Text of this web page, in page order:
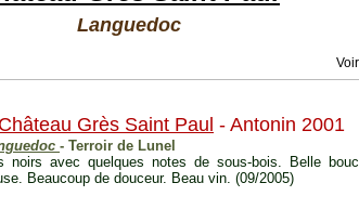
Languedoc
Château Grès Saint Paul - Antonin 2001
- Terroir de Lunel
noirs avec quelques notes de sous-bois. Belle
Beaucoup de douceur. Beau vin. (09/2005)